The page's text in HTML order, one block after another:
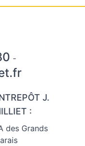
-
J.
:
des Grands